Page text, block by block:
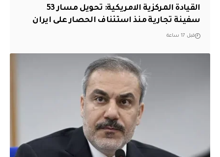
القيادة المركزية الامريكية: تحويل مسار 53
سفينة تجارية منذ استئناف الحصار على ايران
قبل 17 ساعة